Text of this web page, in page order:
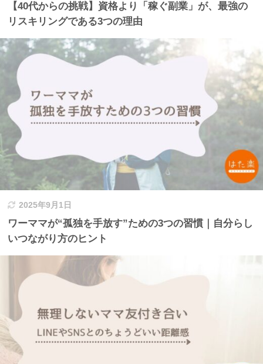
【40代からの挑戦】資格より「稼ぐ副業」が、最強の
リスキリングである3つの理由
2025年9月1日
ワーママが“孤独を手放す”ための3つの習慣｜自分らし
いつながり方のヒント